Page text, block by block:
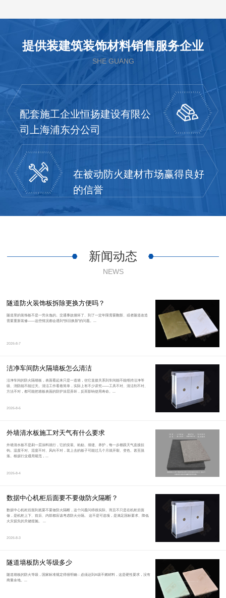
提供装建筑装饰材料销售服务企业
SHE GUANG
配套施工企业恒扬建设有限公
司上海浦东分公司
在被动防火建材市场赢得良好
的信誉
新闻动态
NEWS
隧道防火装饰板拆除更换方便吗？
隧道里的装饰板不是一劳永逸的。交通事故撞坏了、到了一定年限需要翻新、或者隧道改造
需要重新装修——这些情况都会遇到“拆旧换新”的问题。...
2026-8-7
洁净车间防火隔墙板怎么清洁
洁净车间的防火隔墙板，表面看起来只是一道墙，但它直接关系到车间能不能维持洁净等
级、消防能不能过关。清洁工作看着简单，实际上有不少讲究——工具不对、清洁剂不对、
方法不对，都可能把墙板表面的防护涂层弄坏，反而影响使用寿命。...
2026-8-6
外墙清水板施工对天气有什么要求
外墙清水板不是刷一层涂料就行，它的安装、粘贴、填缝、养护，每一步都跟天气直接挂
钩。温度不对、湿度不对、风向不对，装上去的板子可能过几个月就开裂、变色、甚至脱
落。根据行业通用规范，...
2026-8-4
数据中心机柜后面要不要做防火隔断？
数据中心机柜后面到底要不要做防火隔断，这个问题问得很实际。而且不只是在机柜后面
做，是机柜上下、前后、内部都应该考虑防火分隔。 这不是可选项，是满足国标要求、降低
火灾损失的关键措施。 ...
2026-8-3
隧道墙板防火等级多少
隧道墙板的防火等级，国家标准规定得很明确：必须达到A级不燃材料，这是硬性要求，没有
商量余地。...